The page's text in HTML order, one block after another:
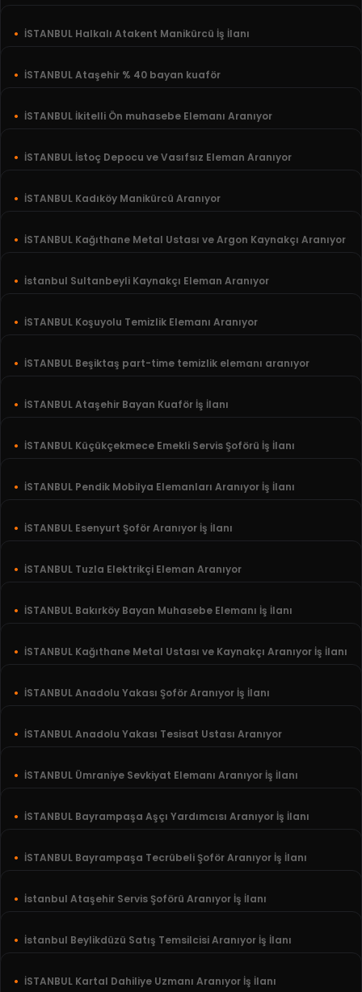
İSTANBUL Halkalı Atakent Manikürcü İş İlanı
İSTANBUL Ataşehir % 40 bayan kuaför
İSTANBUL İkitelli Ön muhasebe Elemanı Aranıyor
İSTANBUL İstoç Depocu ve Vasıfsız Eleman Aranıyor
İSTANBUL Kadıköy Manikürcü Aranıyor
İSTANBUL Kağıthane Metal Ustası ve Argon Kaynakçı Aranıyor
İstanbul Sultanbeyli Kaynakçı Eleman Aranıyor
İSTANBUL Koşuyolu Temizlik Elemanı Aranıyor
İSTANBUL Beşiktaş part-time temizlik elemanı aranıyor
İSTANBUL Ataşehir Bayan Kuaför İş İlanı
İSTANBUL Küçükçekmece Emekli Servis Şoförü İş İlanı
İSTANBUL Pendik Mobilya Elemanları Aranıyor İş İlanı
İSTANBUL Esenyurt Şoför Aranıyor İş İlanı
İSTANBUL Tuzla Elektrikçi Eleman Aranıyor
İSTANBUL Bakırköy Bayan Muhasebe Elemanı İş İlanı
İSTANBUL Kağıthane Metal Ustası ve Kaynakçı Aranıyor İş İlanı
İSTANBUL Anadolu Yakası Şoför Aranıyor İş İlanı
İSTANBUL Anadolu Yakası Tesisat Ustası Aranıyor
İSTANBUL Ümraniye Sevkiyat Elemanı Aranıyor İş İlanı
İSTANBUL Bayrampaşa Aşçı Yardımcısı Aranıyor İş İlanı
İSTANBUL Bayrampaşa Tecrübeli Şoför Aranıyor İş İlanı
İstanbul Ataşehir Servis Şoförü Aranıyor İş İlanı
İstanbul Beylikdüzü Satış Temsilcisi Aranıyor İş İlanı
İSTANBUL Kartal Dahiliye Uzmanı Aranıyor İş İlanı